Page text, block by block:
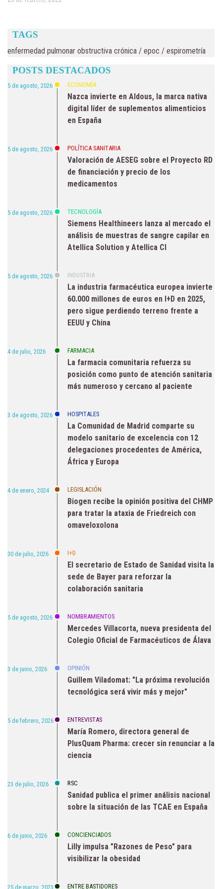
TAGS
enfermedad pulmonar obstructiva crónica / epoc / espirometría
POSTS DESTACADOS
5 de agosto, 2026 ECONOMÍA
Nazca invierte en Aldous, la marca nativa
digital líder de suplementos alimenticios
en España
5 de agosto, 2026 POLÍTICA SANITARIA
Valoración de AESEG sobre el Proyecto RD
de financiación y precio de los
medicamentos
5 de agosto, 2026 TECNOLOGÍA
Siemens Healthineers lanza al mercado el
análisis de muestras de sangre capilar en
Atellica Solution y Atellica CI
5 de agosto, 2026 INDUSTRIA
La industria farmacéutica europea invierte
60.000 millones de euros en I+D en 2025,
pero sigue perdiendo terreno frente a
EEUU y China
4 de julio, 2026 FARMACIA
La farmacia comunitaria refuerza su
posición como punto de atención sanitaria
más numeroso y cercano al paciente
3 de agosto, 2026 HOSPITALES
La Comunidad de Madrid comparte su
modelo sanitario de excelencia con 12
delegaciones procedentes de América,
África y Europa
4 de enero, 2024 LEGISLACIÓN
Biogen recibe la opinión positiva del CHMP
para tratar la ataxia de Friedreich con
omaveloxolona
30 de julio, 2026 I+D
El secretario de Estado de Sanidad visita la
sede de Bayer para reforzar la
colaboración sanitaria
5 de agosto, 2026 NOMBRAMIENTOS
Mercedes Villacorta, nueva presidenta del
Colegio Oficial de Farmacéuticos de Álava
3 de junio, 2026 OPINIÓN
Guillem Viladomat: "La próxima revolución
tecnológica será vivir más y mejor"
5 de febrero, 2026 ENTREVISTAS
María Romero, directora general de
PlusQuam Pharma: crecer sin renunciar a la
ciencia
23 de julio, 2026 RSC
Sanidad publica el primer análisis nacional
sobre la situación de las TCAE en España
6 de junio, 2026 CONCIENCIADOS
Lilly impulsa "Razones de Peso" para
visibilizar la obesidad
25 de marzo, 2023 ENTRE BASTIDORES